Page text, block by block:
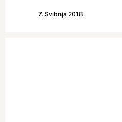
7. Svibnja 2018.